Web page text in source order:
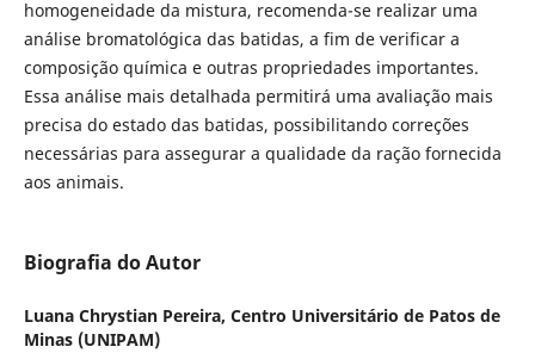
homogeneidade da mistura, recomenda-se realizar uma
análise bromatológica das batidas, a fim de verificar a
composição química e outras propriedades importantes.
Essa análise mais detalhada permitirá uma avaliação mais
precisa do estado das batidas, possibilitando correções
necessárias para assegurar a qualidade da ração fornecida
aos animais.
Biografia do Autor
Luana Chrystian Pereira, Centro Universitário de Patos de
Minas (UNIPAM)